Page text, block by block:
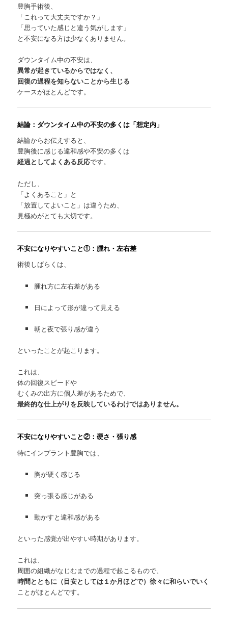
豊胸手術後、
「これって大丈夫ですか？」
「思っていた感じと違う気がします」
と不安になる方は少なくありません。
ダウンタイム中の不安は、
異常が起きているからではなく、
回復の過程を知らないことから生じる
ケースがほとんどです。
結論：ダウンタイム中の不安の多くは「想定内」
結論からお伝えすると、
豊胸後に感じる違和感や不安の多くは
経過としてよくある反応です。
ただし、
「よくあること」と
「放置してよいこと」は違うため、
見極めがとても大切です。
不安になりやすいこと①：腫れ・左右差
術後しばらくは、
腫れ方に左右差がある
日によって形が違って見える
朝と夜で張り感が違う
といったことが起こります。
これは、
体の回復スピードや
むくみの出方に個人差があるためで、
最終的な仕上がりを反映しているわけではありません。
不安になりやすいこと②：硬さ・張り感
特にインプラント豊胸では、
胸が硬く感じる
突っ張る感じがある
動かすと違和感がある
といった感覚が出やすい時期があります。
これは、
周囲の組織がなじむまでの過程で起こるもので、
時間とともに（目安としては１か月ほどで）徐々に和らいでいく
ことがほとんどです。